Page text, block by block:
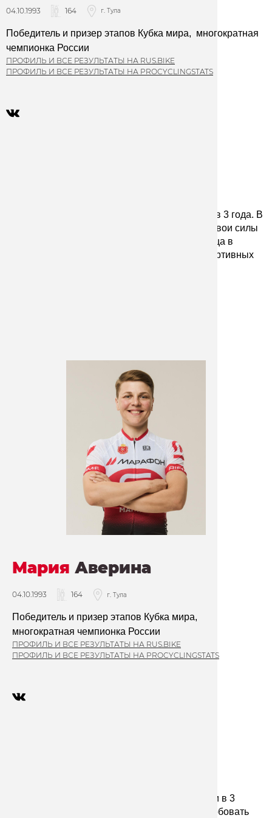
04.10.1993 164 г. Тула
Победитель и призер этапов Кубка мира,  многократная
чемпионка России
ПРОФИЛЬ И ВСЕ РЕЗУЛЬТАТЫ НА RUS.BIKE
ПРОФИЛЬ И ВСЕ РЕЗУЛЬТАТЫ НА PROCYCLINGSTATS
На свой первый велосипед Мария села почти в 3 года. В
2003 году мама предложила ей попробовать свои силы
на тульском велотреке. И 8 сентября школьница в
первый раз пришла на одно из старейших спортивных
Мария Аверина
04.10.1993 164 г. Тула
Победитель и призер этапов Кубка мира,
многократная чемпионка России
ПРОФИЛЬ И ВСЕ РЕЗУЛЬТАТЫ НА RUS.BIKE
ПРОФИЛЬ И ВСЕ РЕЗУЛЬТАТЫ НА PROCYCLINGSTATS
На свой первый велосипед Мария села почти в 3
В 2003 году мама предложила ей попробовать